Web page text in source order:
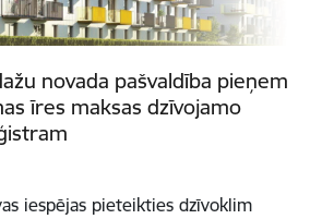
novada pašvaldība pieņem
īres maksas dzīvojamo
iespējas pieteikties dzīvoklim